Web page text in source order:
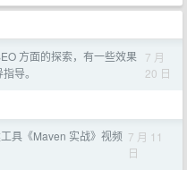
方面的探索，有一些效果
导。
7 月
20 日
具《Maven 实战》视频 7 月 11
日